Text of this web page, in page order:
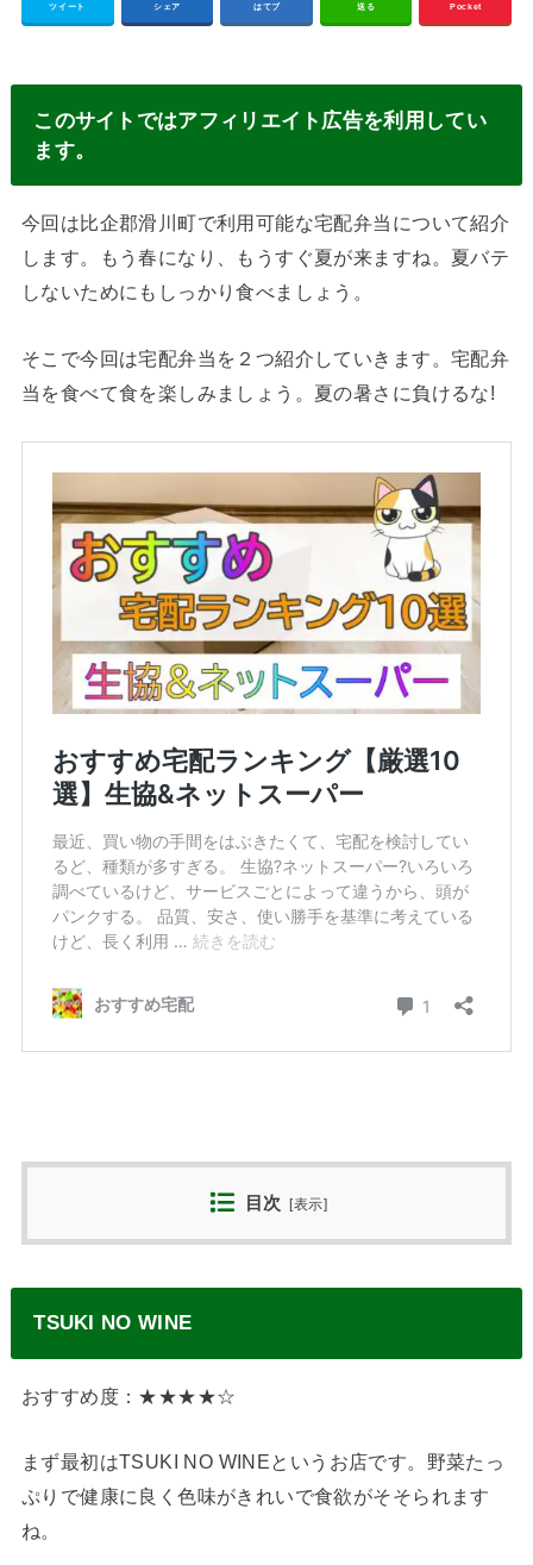
ツイート シェア はてブ 送る Pocket
このサイトではアフィリエイト広告を利用してい
ます。
今回は比企郡滑川町で利用可能な宅配弁当について紹介
します。もう春になり、もうすぐ夏が来ますね。夏バテ
しないためにもしっかり食べましょう。
そこで今回は宅配弁当を２つ紹介していきます。宅配弁
当を食べて食を楽しみましょう。夏の暑さに負けるな!
目次 [表示]
TSUKI NO WINE
おすすめ度：★★★★☆
まず最初はTSUKI NO WINEというお店です。野菜たっ
ぷりで健康に良く色味がきれいで食欲がそそられます
ね。